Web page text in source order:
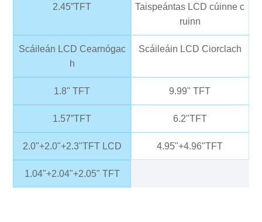
2.45”TFT
Taispeántas LCD cúinne c
ruinn
Scáileán LCD Cearnógac
h
Scáileáin LCD Ciorclach
1.8" TFT 9.99" TFT
1.57”TFT 6.2"TFT
2.0"+2.0"+2.3"TFT LCD 4.95"+4.96"TFT
1.04"+2.04"+2.05" TFT